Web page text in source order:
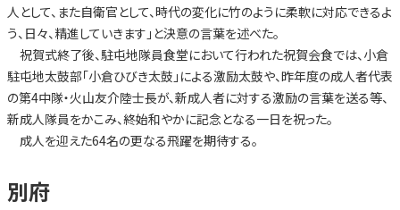
人として、また自衛官として、時代の変化に竹のように柔軟に対応できるよ
う、日々、精進していきます」と決意の言葉を述べた。
祝賀式終了後、駐屯地隊員食堂において行われた祝賀会食では、小倉
駐屯地太鼓部「小倉ひびき太鼓」による激励太鼓や、昨年度の成人者代表
の第4中隊・火山友介陸士長が、新成人者に対する激励の言葉を送る等、
新成人隊員をかこみ、終始和やかに記念となる一日を祝った。
成人を迎えた64名の更なる飛躍を期待する。
別府